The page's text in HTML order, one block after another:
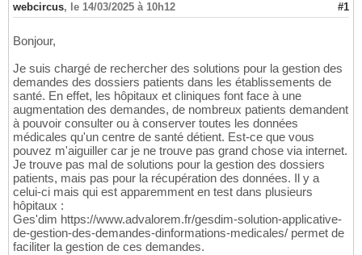
webcircus, le 14/03/2025 à 10h12 #1
Bonjour,
Je suis chargé de rechercher des solutions pour la gestion des
demandes des dossiers patients dans les établissements de
santé. En effet, les hôpitaux et cliniques font face à une
augmentation des demandes, de nombreux patients demandent
à pouvoir consulter ou à conserver toutes les données
médicales qu'un centre de santé détient. Est-ce que vous
pouvez m'aiguiller car je ne trouve pas grand chose via internet.
Je trouve pas mal de solutions pour la gestion des dossiers
patients, mais pas pour la récupération des données. Il y a
celui-ci mais qui est apparemment en test dans plusieurs
hôpitaux :
Ges'dim https://www.advalorem.fr/gesdim-solution-applicative-
de-gestion-des-demandes-dinformations-medicales/ permet de
faciliter la gestion de ces demandes.